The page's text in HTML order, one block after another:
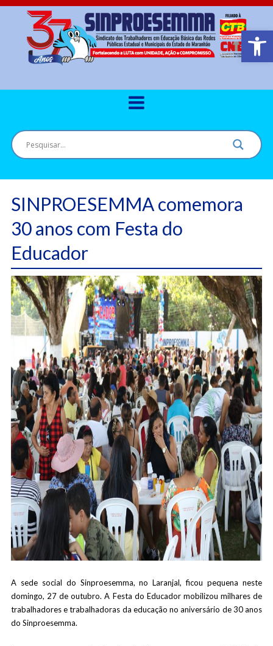
Barra de
SINPROESEMMA comemora
30 anos com Festa do
Educador
A sede social do Sinproesemma, no Laranjal, ficou pequena neste
domingo, 27 de outubro. A Festa do Educador mobilizou milhares de
trabalhadores e trabalhadoras da educação no aniversário de 30 anos
do Sinproesemma.